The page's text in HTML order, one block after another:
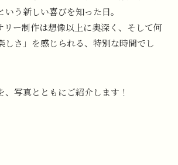
う新しい喜びを知った日。
ー制作は想像以上に奥深く、そして何
しさ」を感じられる、特別な時間でし
写真とともにご紹介します！